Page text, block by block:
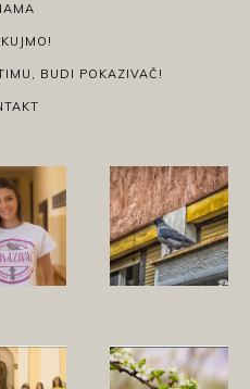
BUDI POKAZIVAČ!